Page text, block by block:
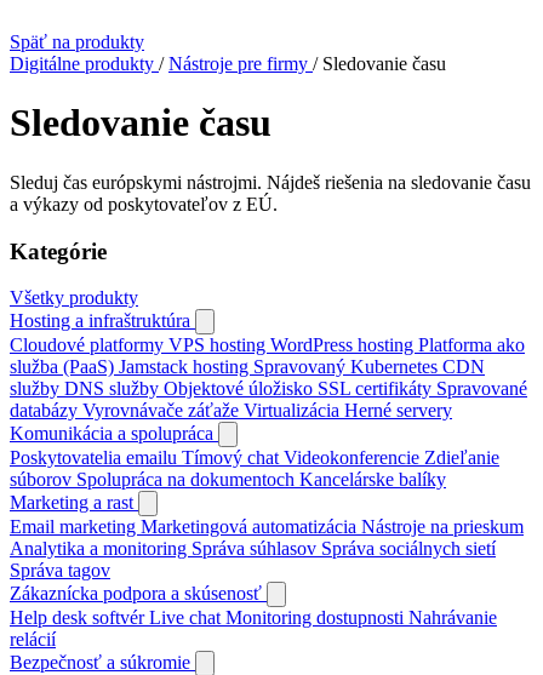
Späť na produkty
Digitálne produkty / Nástroje pre firmy / Sledovanie času
Sledovanie času
Sleduj čas európskymi nástrojmi. Nájdeš riešenia na sledovanie času
a výkazy od poskytovateľov z EÚ.
Kategórie
Všetky produkty
Hosting a infraštruktúra
Cloudové platformy VPS hosting WordPress hosting Platforma ako
služba (PaaS) Jamstack hosting Spravovaný Kubernetes CDN
služby DNS služby Objektové úložisko SSL certifikáty Spravované
databázy Vyrovnávače záťaže Virtualizácia Herné servery
Komunikácia a spolupráca
Poskytovatelia emailu Tímový chat Videokonferencie Zdieľanie
súborov Spolupráca na dokumentoch Kancelárske balíky
Marketing a rast
Email marketing Marketingová automatizácia Nástroje na prieskum
Analytika a monitoring Správa súhlasov Správa sociálnych sietí
Správa tagov
Zákaznícka podpora a skúsenosť
Help desk softvérLive chat Monitoring dostupnosti Nahrávanie
relácií
Bezpečnosť a súkromie